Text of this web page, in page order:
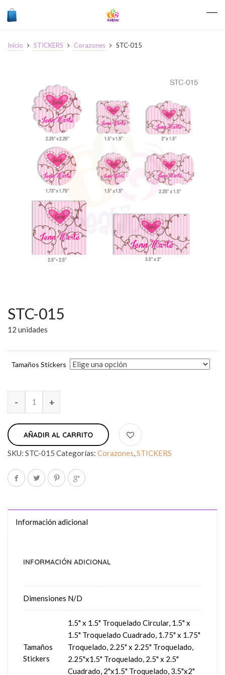
Inicio STICKERS Corazones STC-015
STC-015
12 unidades
Tamaños Stickers
AÑADIR AL CARRITO
SKU: STC-015 Categorías: Corazones,STICKERS
Información adicional
INFORMACIÓN ADICIONAL
Dimensiones N/D
Tamaños
Stickers
1.5" x 1.5" Troquelado Circular, 1.5" x
1.5" Troquelado Cuadrado, 1.75" x 1.75"
Troquelado, 2.25" x 2.25" Troquelado,
2.25"x1.5" Troquelado, 2.5" x 2.5"
Cuadrado, 2"x1.5" Troquelado, 3.5"x2"